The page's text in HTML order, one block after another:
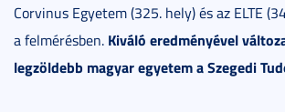
Corvinus Egyetem (325. hely) és az ELTE
a felmérésben. Kiváló eredményével
legzöldebb magyar egyetem a Szegedi